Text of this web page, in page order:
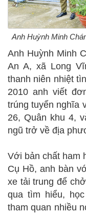
Anh Huỳnh Minh
Anh Huỳnh Minh
An A, xã Long
thanh niên nhiệt
2010 anh viết
trúng tuyển nghĩa
26, Quân khu 4,
ngũ trở về địa
Với bản chất ham
Cụ Hồ, anh bàn
xe tải trung để
qua tìm hiểu,
tham quan nhiều